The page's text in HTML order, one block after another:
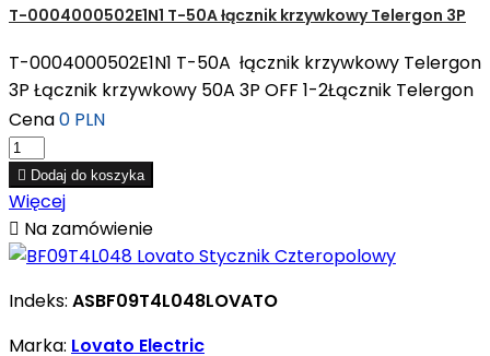
T-0004000502E1N1 T-50A łącznik krzywkowy Telergon 3P
T-0004000502E1N1 T-50A łącznik krzywkowy Telergon
3P Łącznik krzywkowy 50A 3P OFF 1-2Łącznik Telergon
Cena0 PLN
 Dodaj do koszyka
Więcej
 Na zamówienie
Indeks: ASBF09T4L048LOVATO
Marka: Lovato Electric